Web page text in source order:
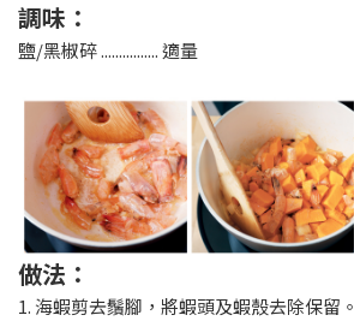
調味：
鹽/黑椒碎 ................ 適量
做法：
1. 海蝦剪去鬚腳，將蝦頭及蝦殼去除保留。